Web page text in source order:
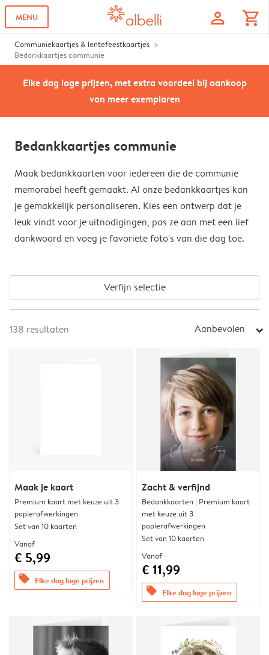
MENU profile shopping_cart
Communiekaartjes & lentefeestkaartjes
Bedankkaartjes communie
Elke dag lage prijzen, met extra voordeel bij aankoop
van meer exemplaren
Bedankkaartjes communie
Maak bedankkaarten voor iedereen die de communie
memorabel heeft gemaakt. Al onze bedankkaartjes kan
je gemakkelijk personaliseren. Kies een ontwerp dat je
leuk vindt voor je uitnodigingen, pas ze aan met een lief
dankwoord en voeg je favoriete foto's van die dag toe.
Verfijn selectie
138 resultaten Aanbevolen arrow_right
Maak je kaart
Premium kaart met keuze uit 3
papierafwerkingen
Set van 10 kaarten
Vanaf
€ 5,99
offers Elke dag lage prijzen
Zacht & verfijnd
Bedankkaarten | Premium kaart
met keuze uit 3
papierafwerkingen
Set van 10 kaarten
Vanaf
€ 11,99
offers Elke dag lage prijzen